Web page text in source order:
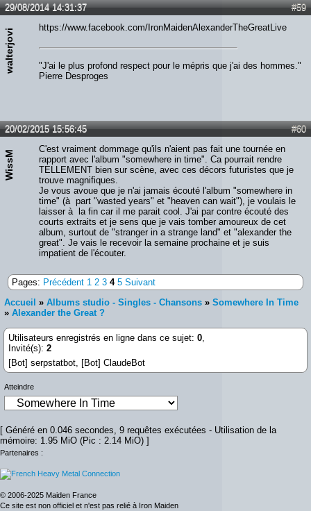
#59
29/08/2014 14:31:37
walterjovi
https://www.facebook.com/IronMaidenAlexanderTheGreatLive
"J'ai le plus profond respect pour le mépris que j'ai des hommes."
Pierre Desproges
#60
20/02/2015 15:56:45
WissM
C'est vraiment dommage qu'ils n'aient pas fait une tournée en
rapport avec l'album "somewhere in time". Ca pourrait rendre
TELLEMENT bien sur scène, avec ces décors futuristes que je
trouve magnifiques.
Je vous avoue que je n'ai jamais écouté l'album "somewhere in
time" (à part "wasted years" et "heaven can wait"), je voulais le
laisser à la fin car il me parait cool. J'ai par contre écouté des
courts extraits et je sens que je vais tomber amoureux de cet
album, surtout de "stranger in a strange land" et "alexander the
great". Je vais le recevoir la semaine prochaine et je suis
impatient de l'écouter.
Pages: Précédent 1 2 3 4 5 Suivant
Accueil » Albums studio - Singles - Chansons » Somewhere In Time
» Alexander the Great ?
Utilisateurs enregistrés en ligne dans ce sujet: 0
Invité(s): 2
[Bot] serpstatbot, [Bot] ClaudeBot
Atteindre
[ Généré en 0.046 secondes, 9 requêtes exécutées - Utilisation de la
mémoire: 1.95 MiO (Pic : 2.14 MiO) ]
Partenaires :
© 2006-2025 Maiden France
Ce site est non officiel et n'est pas relié à Iron Maiden